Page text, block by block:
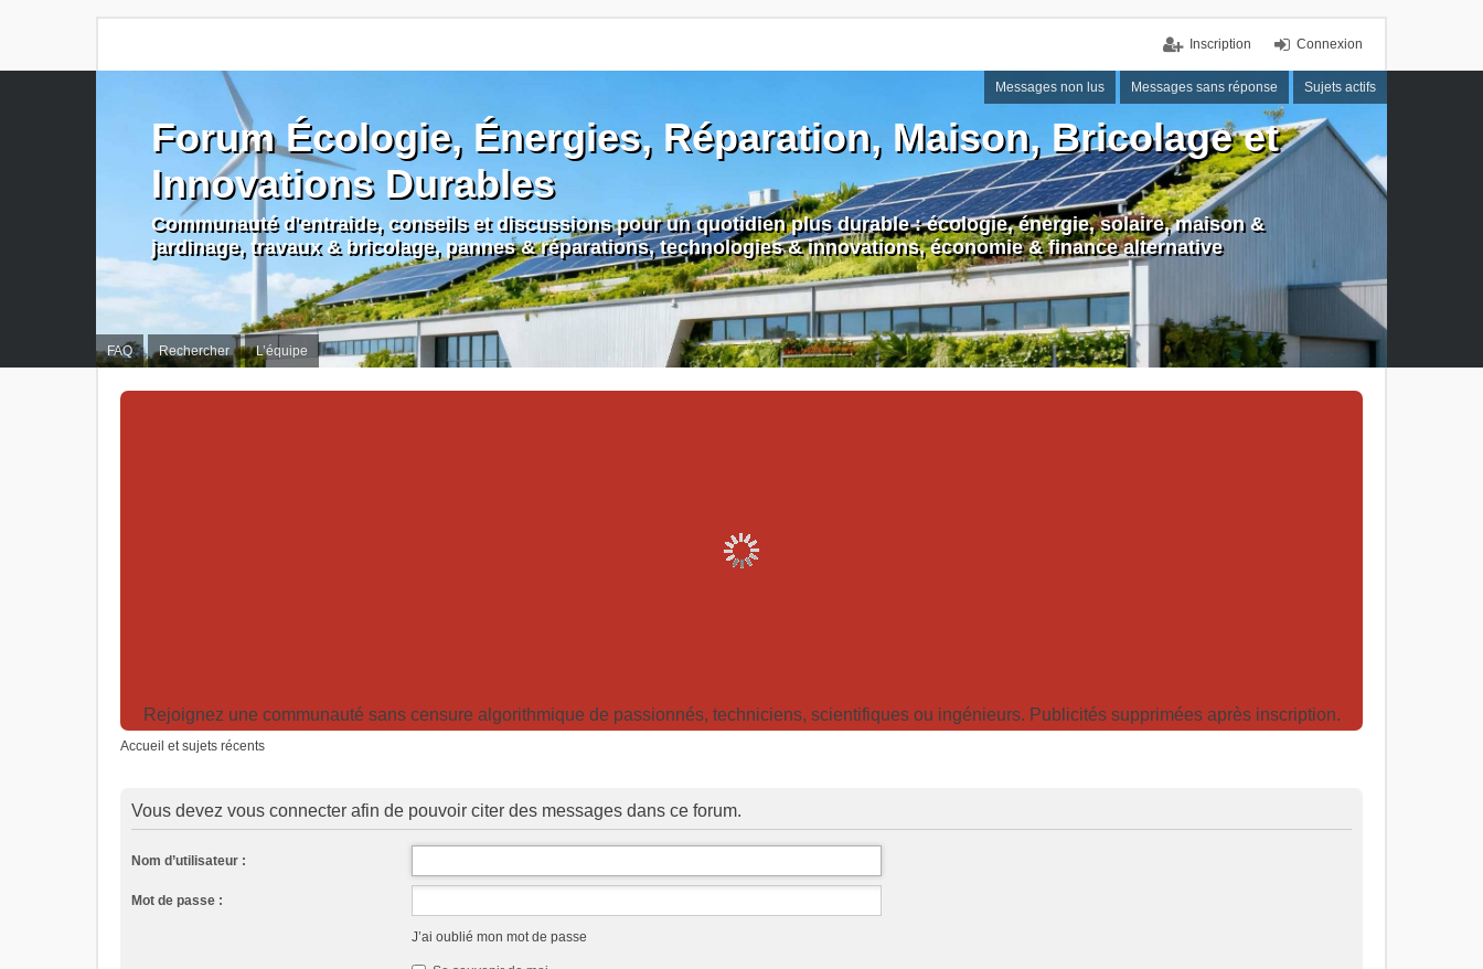
Connexion
Inscription
Messages non lus Messages sans réponse Sujets actifs
FAQ Rechercher L’équipe
Forum Écologie, Énergies, Réparation, Maison, Bricolage et
Innovations Durables
Communauté d'entraide, conseils et discussions pour un quotidien plus durable : écologie, énergie, solaire, maison &
jardinage, travaux & bricolage, pannes & réparations, technologies & innovations, économie & finance alternative
Rejoignez une communauté sans censure algorithmique de passionnés, techniciens, scientifiques ou ingénieurs. Publicités supprimées après inscription.
Accueil et sujets récents
Vous devez vous connecter afin de pouvoir citer des messages dans ce forum.
Nom d’utilisateur :
Mot de passe :
J’ai oublié mon mot de passe